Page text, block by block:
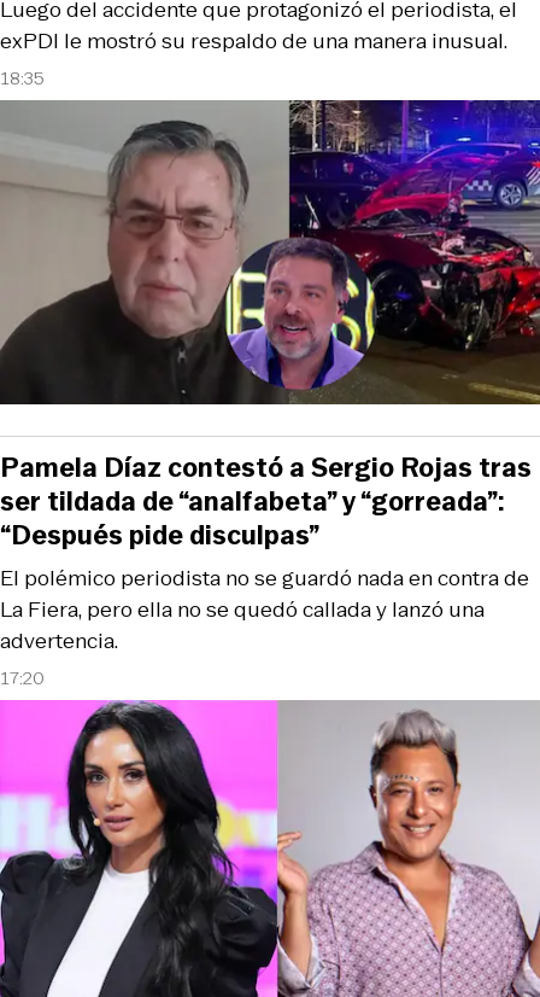
18:35
Luego del accidente que protagonizó el periodista, el
exPDI le mostró su respaldo de una manera inusual.
17:20
El polémico periodista no se guardó nada en contra de
La Fiera, pero ella no se quedó callada y lanzó una
advertencia.
Pamela Díaz contestó a Sergio Rojas tras
ser tildada de “analfabeta” y “gorreada”:
“Después pide disculpas”